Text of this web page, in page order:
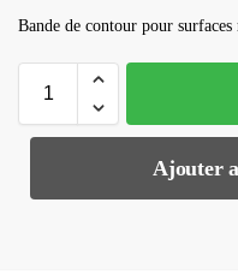
Bande de contour pour
Ajouter